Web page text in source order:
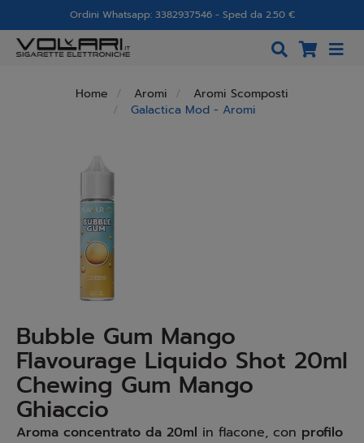
Ordini Whatsapp: 3382937546 - Sped da 2.50 €
Home Aromi
Aromi Scomposti
Galactica Mod - Aromi
Bubble Gum Mango
Flavourage Liquido Shot 20ml
Chewing Gum Mango
Ghiaccio
Aroma concentrato da 20ml in flacone, con profilo